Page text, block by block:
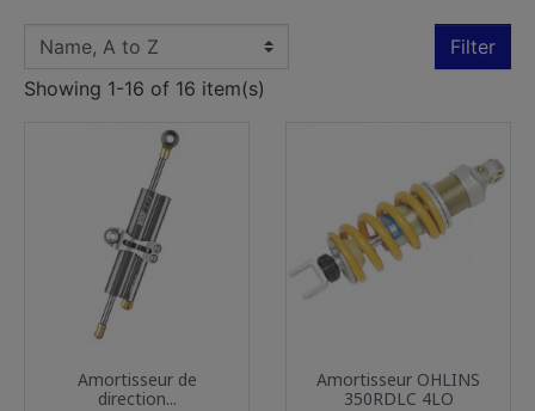
Filter
Showing 1-16 of 16 item(s)
Amortisseur de
direction...
Amortisseur OHLINS
350RDLC 4LO